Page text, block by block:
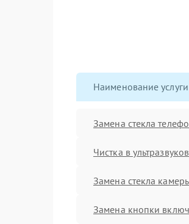
Наименование услуги
Замена стекла
Чистка в
Замена стекла
Замена кнопки